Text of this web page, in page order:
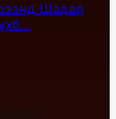
Шадар